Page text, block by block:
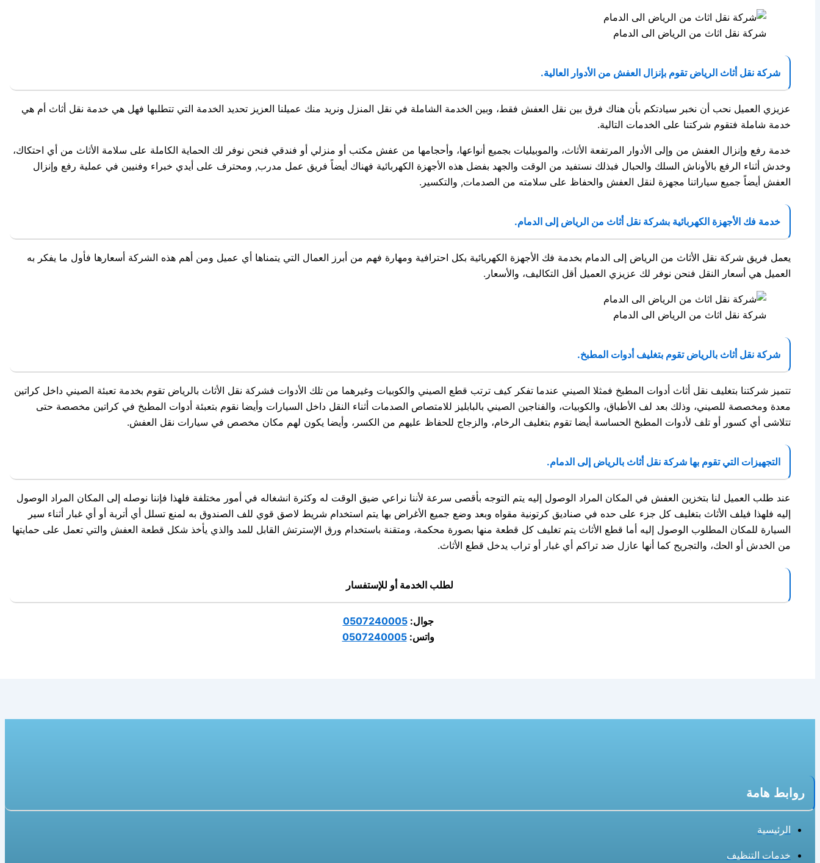
شركة نقل اثاث من الرياض الى الدمام
شركة نقل أثاث الرياض تقوم بإنزال العفش من الأدوار العالية.
عزيزي العميل نحب أن نخبر سيادتكم بأن هناك فرق بين نقل العفش فقط، وبين الخدمة الشاملة في نقل المنزل ونريد منك عميلنا العزيز تحديد الخدمة التي تتطلبها فهل هي خدمة نقل أثاث أم هي
خدمة شاملة فتقوم شركتنا على الخدمات التالية.
خدمة رفع وإنزال العفش من وإلى الأدوار المرتفعة الأثاث، والموبيليات بجميع أنواعها، وأحجامها من عفش مكتب أو منزلي أو فندقي فنحن نوفر لك الحماية الكاملة على سلامة الأثاث من أي احتكاك،
وخدش أثناء الرفع بالأوناش السلك والحبال فبذلك نستفيد من الوقت والجهد بفضل هذه الأجهزة الكهربائية فهناك أيضاً فريق عمل مدرب, ومحترف على أيدي خبراء وفنيين في عملية رفع وإنزال
العفش أيضاً جميع سياراتنا مجهزة لنقل العفش والحفاظ على سلامته من الصدمات, والتكسير.
خدمة فك الأجهزة الكهربائية بشركة نقل أثاث من الرياض إلى الدمام.
يعمل فريق شركة نقل الأثاث من الرياض إلى الدمام بخدمة فك الأجهزة الكهربائية بكل احترافية ومهارة فهم من أبرز العمال التي يتمناها أي عميل ومن أهم هذه الشركة أسعارها فأول ما يفكر به
العميل هي أسعار النقل فنحن نوفر لك عزيزي العميل أقل التكاليف، والأسعار.
شركة نقل اثاث من الرياض الى الدمام
شركة نقل أثاث بالرياض تقوم بتغليف أدوات المطبخ.
تتميز شركتنا بتغليف نقل أثاث أدوات المطبخ فمثلا الصيني عندما تفكر كيف ترتب قطع الصيني والكوبيات وغيرهما من تلك الأدوات فشركة نقل الأثاث بالرياض تقوم بخدمة تعبئة الصيني داخل كراتين
معدة ومخصصة للصيني، وذلك بعد لف الأطباق، والكوبيات، والفناجين الصيني بالبابليز للامتصاص الصدمات أثناء النقل داخل السيارات وأيضا نقوم بتعبئة أدوات المطبخ في كراتين مخصصة حتى
تتلاشى أي كسور أو تلف لأدوات المطبخ الحساسة أيضا تقوم بتغليف الرخام، والزجاج للحفاظ عليهم من الكسر، وأيضا يكون لهم مكان مخصص في سيارات نقل العفش.
التجهيزات التي تقوم بها شركة نقل أثاث بالرياض إلى الدمام.
عند طلب العميل لنا بتخزين العفش في المكان المراد الوصول إليه يتم التوجه بأقصى سرعة لأننا نراعي ضيق الوقت له وكثرة انشغاله في أمور مختلفة فلهذا فإننا نوصله إلى المكان المراد الوصول
إليه فلهذا فيلف الأثاث بتغليف كل جزء على حده في صناديق كرتونية مقواه وبعد وضع جميع الأغراض بها يتم استخدام شريط لاصق قوي للف الصندوق به لمنع تسلل أي أتربة أو أي غبار أثناء سير
السيارة للمكان المطلوب الوصول إليه أما قطع الأثاث يتم تغليف كل قطعة منها بصورة محكمة، ومتقنة باستخدام ورق الإسترتش القابل للمد والذي يأخذ شكل قطعة العفش والتي تعمل على حمايتها
من الخدش أو الحك، والتجريح كما أنها عازل ضد تراكم أي غبار أو تراب يدخل قطع الأثاث.
لطلب الخدمة أو للإستفسار
جوال:0507240005
واتس:0507240005
روابط هامة
الرئيسية
خدمات التنظيف